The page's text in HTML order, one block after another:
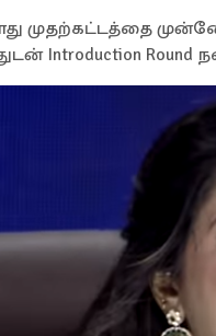
முதற்கட்டத்தை
Introduction Round